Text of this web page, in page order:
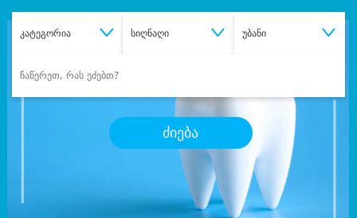
კატეგორია სიღნაღი უბანი
ძიება
სასურველი მომსახურება
დიდი დანაზოგით